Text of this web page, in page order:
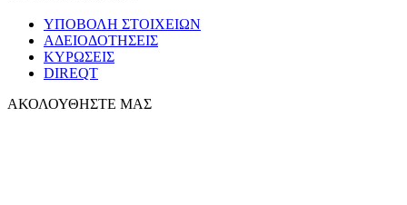
ΥΠΟΒΟΛΗ ΣΤΟΙΧΕΙΩΝ
ΑΔΕΙΟΔΟΤΗΣΕΙΣ
ΚΥΡΩΣΕΙΣ
DIREQT
ΑΚΟΛΟΥΘΗΣΤΕ ΜΑΣ